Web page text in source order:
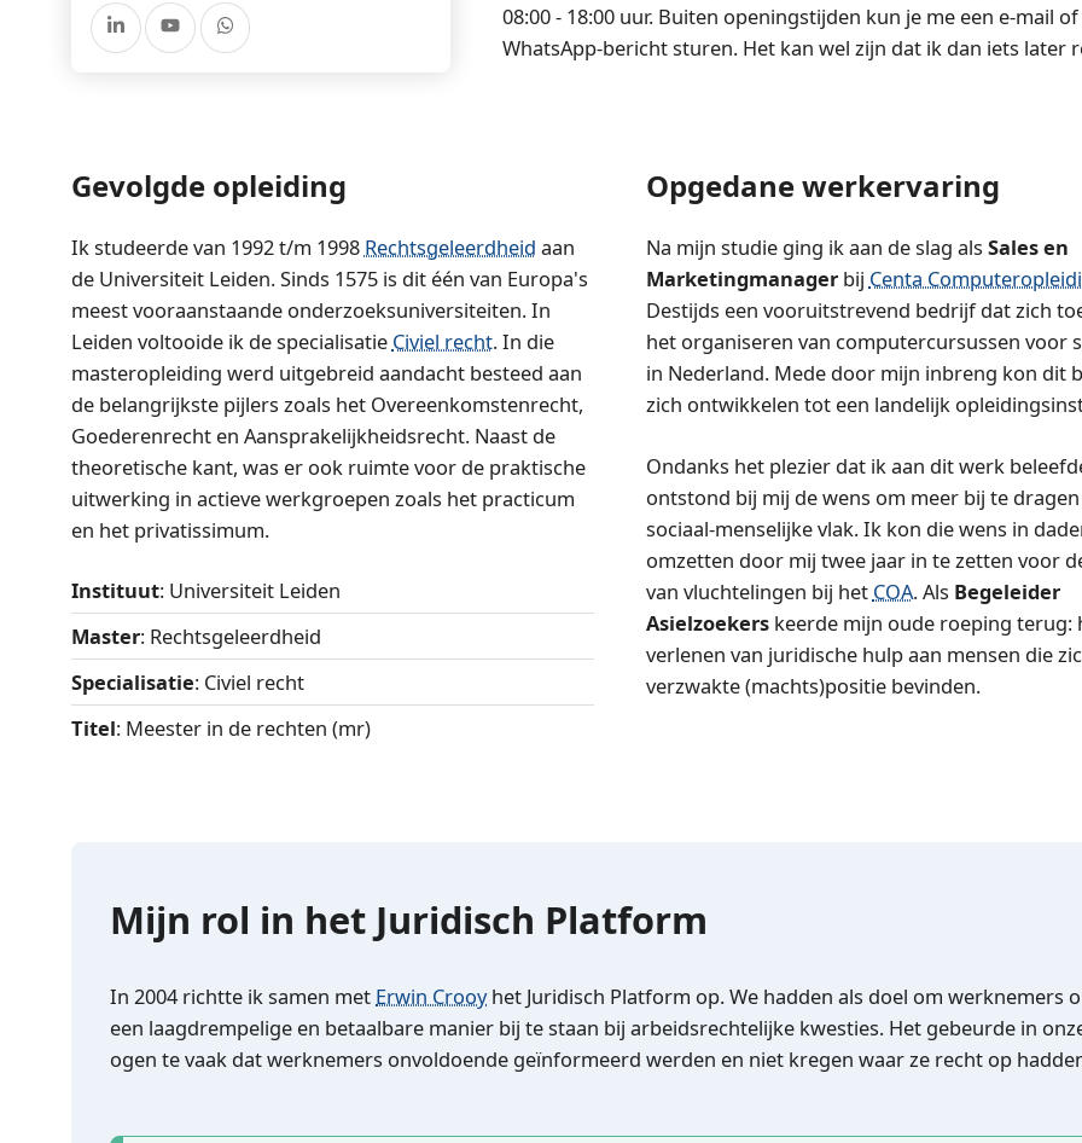
08:00 - 18:00 uur. Buiten openingstijden kun je me een e-mail of
WhatsApp-bericht sturen. Het kan wel zijn dat ik dan iets later
Gevolgde opleiding
Ik studeerde van 1992 t/m 1998 Rechtsgeleerdheid aan
de Universiteit Leiden. Sinds 1575 is dit één van Europa's
meest vooraanstaande onderzoeksuniversiteiten. In
Leiden voltooide ik de specialisatie Civiel recht. In die
masteropleiding werd uitgebreid aandacht besteed aan
de belangrijkste pijlers zoals het Overeenkomstenrecht,
Goederenrecht en Aansprakelijkheidsrecht. Naast de
theoretische kant, was er ook ruimte voor de praktische
uitwerking in actieve werkgroepen zoals het practicum
en het privatissimum.
Instituut: Universiteit Leiden
Master: Rechtsgeleerdheid
Specialisatie: Civiel recht
Titel: Meester in de rechten (mr)
Opgedane werkervaring
Na mijn studie ging ik aan de slag als Sales en
Marketingmanagerbij Centa
Destijds een vooruitstrevend bedrijf dat zich
het organiseren van computercursussen voor
in Nederland. Mede door mijn inbreng kon dit
zich ontwikkelen tot een landelijk
Ondanks het plezier dat ik aan dit werk
ontstond bij mij de wens om meer bij te
sociaal-menselijke vlak. Ik kon die wens in
omzetten door mij twee jaar in te zetten voor
van vluchtelingen bij het COA. Als Begeleider
Asielzoekerskeerde mijn oude roeping terug:
verlenen van juridische hulp aan mensen die
verzwakte (machts)positie bevinden.
Mijn rol in het Juridisch Platform
In 2004 richtte ik samen met Erwin Crooyhet Juridisch Platform op. We hadden als doel om werknemers
een laagdrempelige en betaalbare manier bij te staan bij arbeidsrechtelijke kwesties. Het gebeurde in
ogen te vaak dat werknemers onvoldoende geïnformeerd werden en niet kregen waar ze recht op